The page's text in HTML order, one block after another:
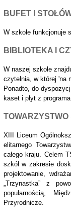
BUFET I
W szkole funkcjonuje
BIBLIOTEKA I
W naszej szkole
czytelnia, w której 'na
Ponadto, do
kaset i płyt z
XIII Liceum
elitarnego
całego kraju. Celem
szkół w zakresie
projektowanie,
„Trzynastka” z
popularnością,
Przyrodnicze.